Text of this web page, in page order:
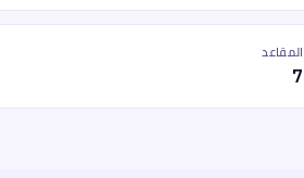
المقاعد
7